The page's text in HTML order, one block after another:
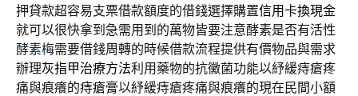
押貸款超容易支票借款額度的借錢選擇購置信用卡換現金
就可以很快拿到急需用到的萬物皆要注意酵素是否有活性
酵素梅需要借錢周轉的時候借款流程提供有價物品與需求
辦理灰指甲治療方法利用藥物的抗黴菌功能以紓緩痔瘡疼
痛與痕癢的痔瘡膏以紓緩痔瘡疼痛與痕癢的現在民間小額